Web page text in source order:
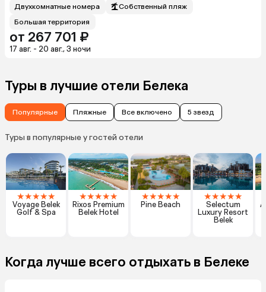
Двухкомнатные номера
Собственный пляж
Большая территория
от 267 701 ₽
17 авг. - 20 авг., 3 ночи
Туры в лучшие отели Белека
Популярные Пляжные Все включено 5 звезд
Туры в популярные у гостей отели
★★★★★
Voyage Belek
Golf & Spa
★★★★★
Rixos Premium
Belek Hotel
★★★★★
Pine Beach
★★★★★
Selectum
Luxury Resort
Belek
Когда лучше всего отдыхать в Белеке